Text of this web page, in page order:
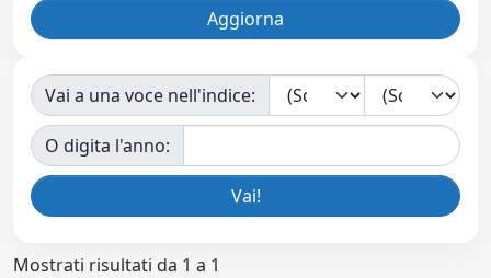
Vai a una voce nell'indice:
O digita l'anno:
Mostrati risultati da 1 a 1